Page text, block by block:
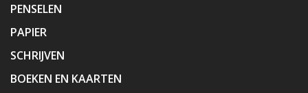
PENSELEN
PAPIER
SCHRIJVEN
BOEKEN EN KAARTEN